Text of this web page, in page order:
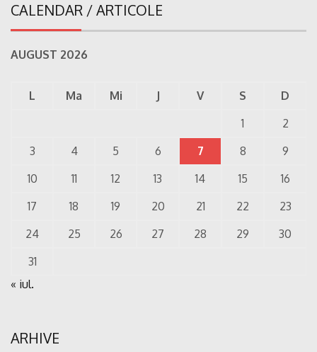
CALENDAR / ARTICOLE
AUGUST 2026
L Ma Mi J V S
D
1
2
3
4 5 6 7 8
9
10
11 12 13 14 15
16
17
18 19 20 21 22
23
24
25 26 27 28 29
30
31
« iul.
ARHIVE